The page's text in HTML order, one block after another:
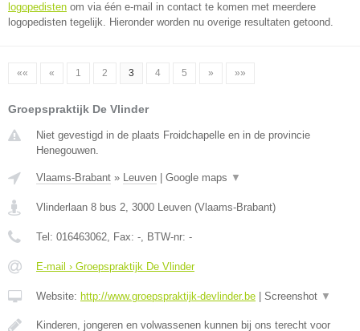
logopedisten om via één e-mail in contact te komen met meerdere
logopedisten tegelijk. Hieronder worden nu overige resultaten getoond.
«« « 1 2 3 4 5 » »»
Groepspraktijk De Vlinder
Niet gevestigd in de plaats Froidchapelle en in de provincie
Henegouwen.
Vlaams-Brabant » Leuven Google maps ▼
Vlinderlaan 8 bus 2, 3000 Leuven (Vlaams-Brabant)
Tel: 016463062, Fax: -, BTW-nr: -
E-mail › Groepspraktijk De Vlinder
Website: http://www.groepspraktijk-devlinder.be Screenshot ▼
Kinderen, jongeren en volwassenen kunnen bij ons terecht voor